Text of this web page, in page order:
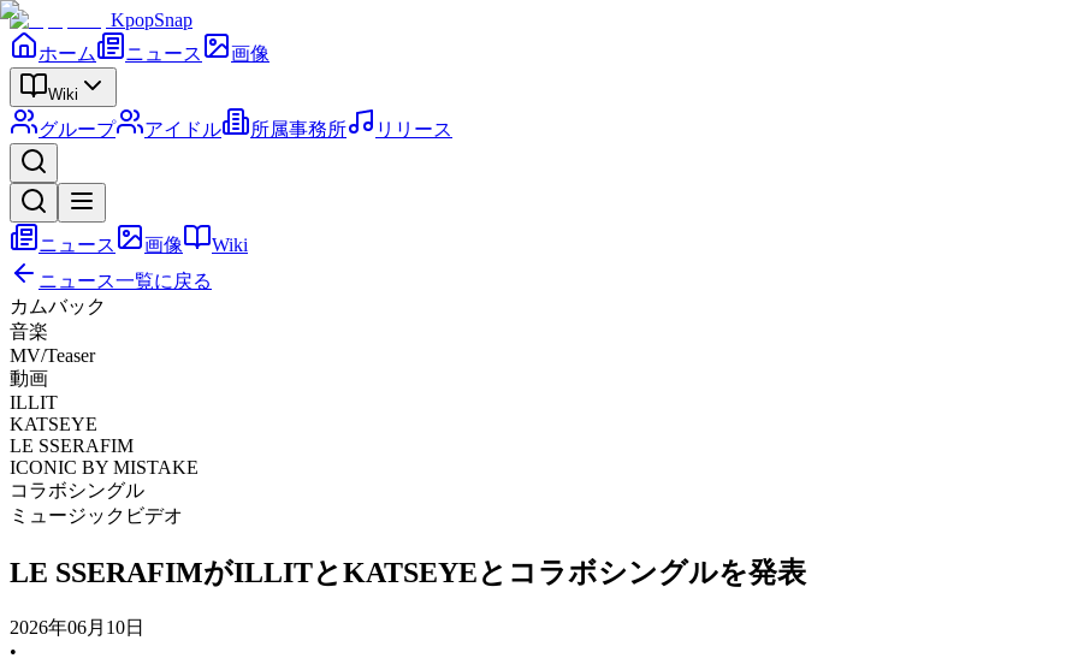
KpopSnap
ホーム
ニュース 画像
Wiki
グループ アイドル 所属事務所 リリース
ニュース 画像
Wiki
ニュース一覧に戻る
カムバック
音楽
MV/Teaser
動画
ILLIT
KATSEYE
LE SSERAFIM
ICONIC BY MISTAKE
コラボシングル
ミュージックビデオ
LE SSERAFIMがILLITとKATSEYEとコラボシングルを発表
2026年06月10日
•